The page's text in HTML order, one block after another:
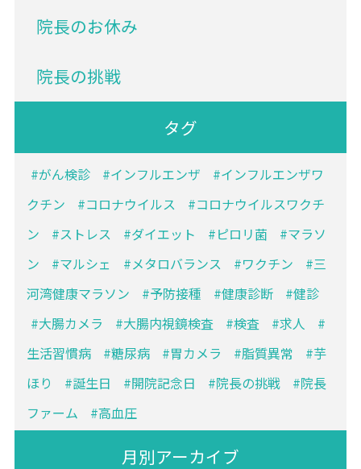
院長のお休み
院長の挑戦
タグ
がん検診 インフルエンザ
インフルエンザワ
クチン
コロナウイルス
コロナウイルスワクチ
ン
ストレス ダイエット ピロリ菌
マラソ
ン
マルシェ メタロバランス ワクチン
三
河湾健康マラソン
予防接種 健康診断
健診
大腸カメラ
大腸内視鏡検査 検査
求人
生活習慣病
糖尿病 胃カメラ 脂質異常
芋
ほり
誕生日 開院記念日 院長の挑戦
院長
ファーム
高血圧
月別アーカイブ